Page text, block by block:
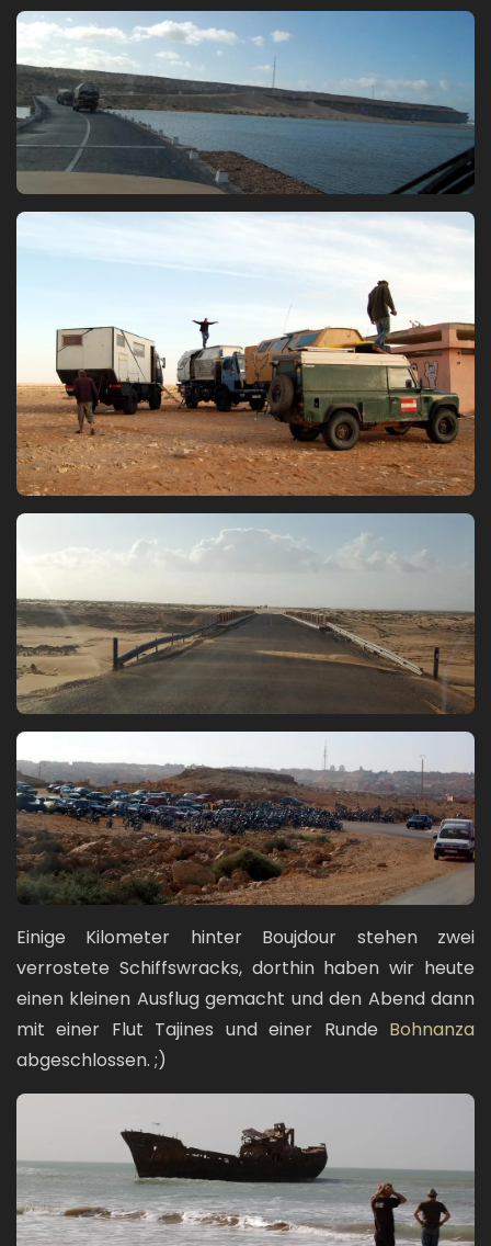
Bild
Bild
Bild
Bild
Einige Kilometer hinter Boujdour stehen zwei
verrostete Schiffswracks, dorthin haben wir heute
einen kleinen Ausflug gemacht und den Abend dann
mit einer Flut Tajines und einer Runde Bohnanza
abgeschlossen. ;)
Bild